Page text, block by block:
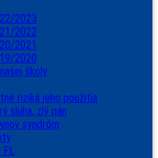
2023
2022
2021
2020
školy
riziká jeho použitia
sluha, zlý pán
syndróm
FL